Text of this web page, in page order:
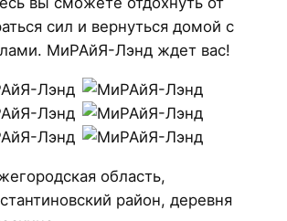
сил и вернуться домой с
МиРАйЯ-Лэнд ждет вас!
область,
район, деревня